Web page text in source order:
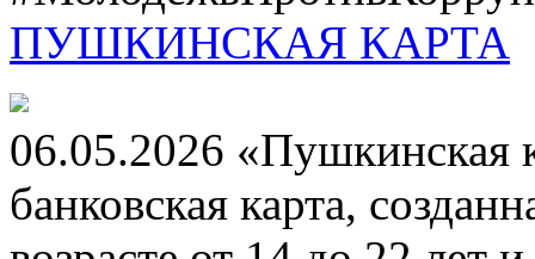
ПУШКИНСКАЯ КАРТА
06.05.2026 «Пушкинская
банковская карта,